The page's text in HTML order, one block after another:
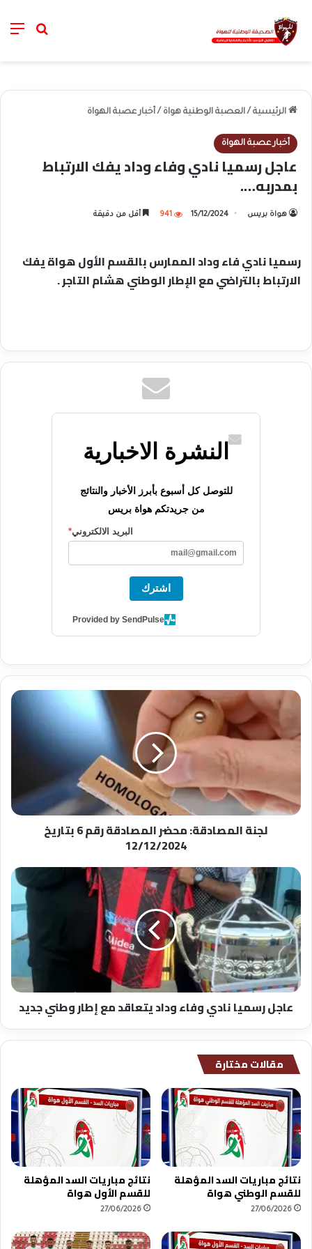
خانة
الرئيسية / العصبة الوطنية هواة / أخبار عصبة الهواة
أخبار عصبة الهواة
عاجل رسميا نادي وفاء وداد يفك الارتباط
بمدربه….
هواة بريس 15/12/2024
941 أقل من دقيقة
رسميا نادي فاء وداد الممارس بالقسم الأول هواة يفك
الارتباط بالتراضي مع الإطار الوطني هشام التاجر .
النشرة الاخبارية
للتوصل كل أسبوع بأبرز الأخبار والنتائج
من جريدتكم هواة بريس
البريد الالكتروني*
اشترك
Provided by SendPulse
لجنة
المصادقة:
المصادقة
12/12/2024
لجنة المصادقة: محضر المصادقة رقم 6 بتاريخ
12/12/2024
عاجل
رسميا
نادي
وفاء
وداد
يتعاقد
مع
إطار
وطني
جديد
عاجل رسميا نادي وفاء وداد يتعاقد مع إطار وطني جديد
مقالات مختارة
نتائج مباريات السد المؤهلة
للقسم الوطني هواة
27/06/2026
نتائج مباريات السد المؤهلة
للقسم الأول هواة
27/06/2026